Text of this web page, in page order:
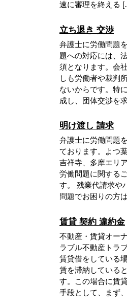
速に審理を終える
立ち退き 交渉
弁護士に労働問題
題への対応には、
須となります。会
しも労働者や裁判
ないからです。特
成し、団体交渉を
明け渡し 請求
弁護士に労働問題
ております。よつ
吉祥寺、多摩エリ
労働問題に関する
す。 残業代請求や
問題でお困りの方
賃貸 契約 違約金
不動産・賃貸オー
ラブル不動産トラ
賃貸借をしている
賃を滞納している
す。この場合に賃
手段として、まず